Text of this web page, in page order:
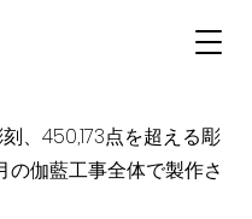
、450,173点を超える彫
の伽藍工事全体で製作さ